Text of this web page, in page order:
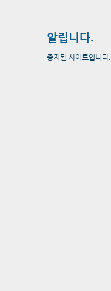
알립니다.
중지된 사이트입니다.